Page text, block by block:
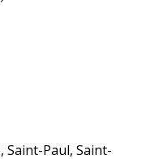
Saint-Paul, Saint-